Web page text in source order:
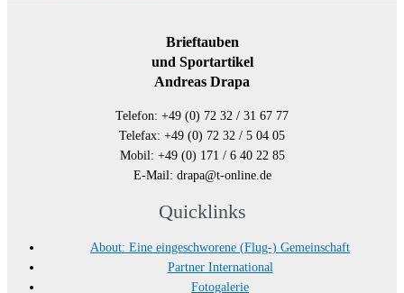
Brieftauben
und Sportartikel
Andreas Drapa
Telefon: +49 (0) 72 32 / 31 67 77
Telefax: +49 (0) 72 32 / 5 04 05
Mobil: +49 (0) 171 / 6 40 22 85
E-Mail: drapa@t-online.de
Quicklinks
About: Eine eingeschworene (Flug-) Gemeinschaft
Partner International
Fotogalerie